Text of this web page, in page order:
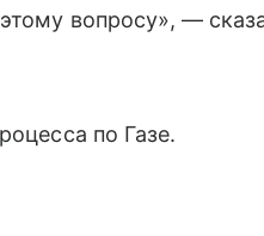
вопросу», —
по Газе.